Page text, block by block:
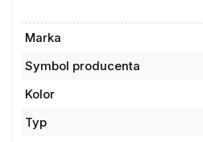
Marka
Symbol producenta
Kolor
Typ